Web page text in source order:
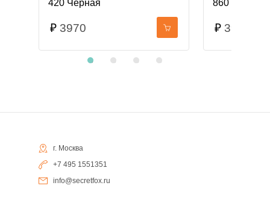
420 Черная
₽ 3970
860 Черная
₽ 3918
г. Москва
+7 495 1551351
info@secretfox.ru